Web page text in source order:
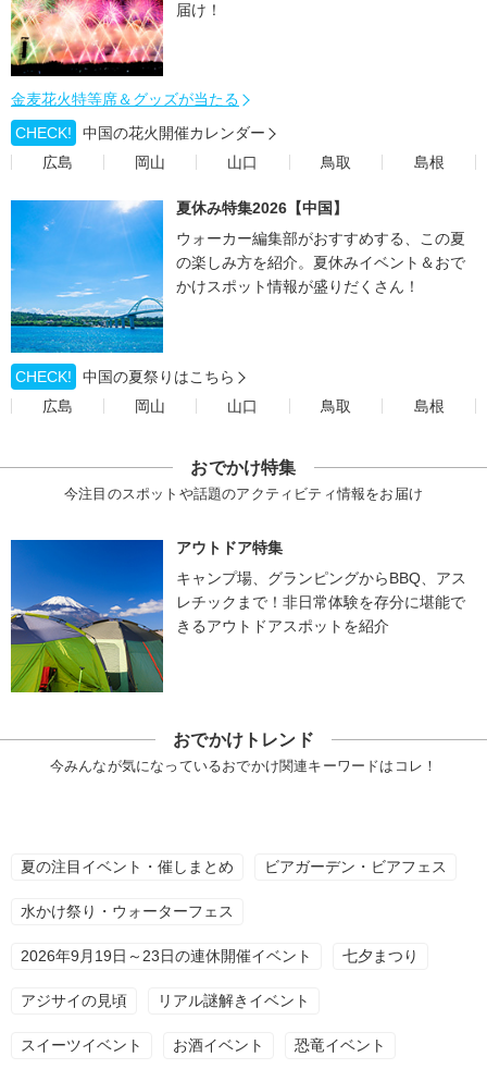
届け！
金麦花火特等席＆グッズが当たる
CHECK!
中国の花火開催カレンダー
広島
岡山 山口 鳥取 島根
夏休み特集2026【中国】
ウォーカー編集部がおすすめする、この夏
の楽しみ方を紹介。夏休みイベント＆おで
かけスポット情報が盛りだくさん！
CHECK!
中国の夏祭りはこちら
広島
岡山 山口 鳥取 島根
おでかけ特集
今注目のスポットや話題のアクティビティ情報をお届け
アウトドア特集
キャンプ場、グランピングからBBQ、アス
レチックまで！非日常体験を存分に堪能で
きるアウトドアスポットを紹介
おでかけトレンド
今みんなが気になっているおでかけ関連キーワードはコレ！
夏の注目イベント・催しまとめ ビアガーデン・ビアフェス
水かけ祭り・ウォーターフェス
2026年9月19日～23日の連休開催イベント 七夕まつり
アジサイの見頃 リアル謎解きイベント
スイーツイベント お酒イベント 恐竜イベント